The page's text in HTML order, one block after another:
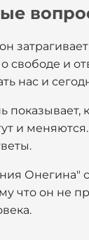
свободе и
нас и
и
Онегина"
что он не